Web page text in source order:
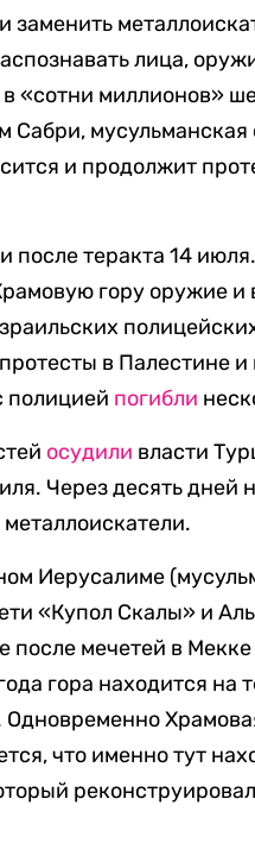
заменить
лица,
в «сотни миллионов»
Сабри,
и продолжит
после теракта 14
гору оружие и
в Палестине
полицией погибли
осудили власти
Через десять дней
металлоискатели.
Иерусалиме
«Купол Скалы» и
после мечетей в
гора находится на
что именно тут